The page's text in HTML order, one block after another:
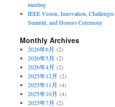
meeting
IEEE Vision, Innovation, Challenges
Summit, and Honors Ceremony
Monthly Archives
2026年6月 (2)
2026年5月 (2)
2026年4月 (2)
2025年12月 (2)
2025年11月 (4)
2025年10月 (4)
2025年7月 (2)